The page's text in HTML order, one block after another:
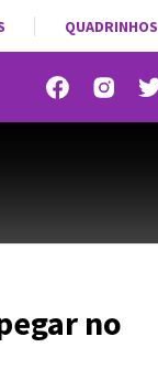
QUADRINHOS
no